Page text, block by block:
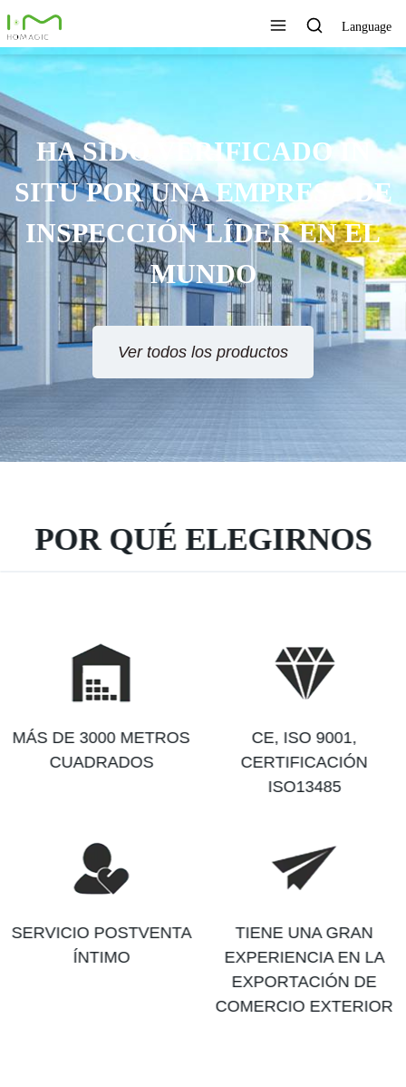
Language
HA SIDO VERIFICADO IN
SITU POR UNA EMPRESA DE
INSPECCIÓN LÍDER EN EL
MUNDO
Ver todos los productos
POR QUÉ ELEGIRNOS
MÁS DE 3000 METROS
CUADRADOS
CE, ISO 9001,
CERTIFICACIÓN
ISO13485
SERVICIO POSTVENTA
ÍNTIMO
TIENE UNA GRAN
EXPERIENCIA EN LA
EXPORTACIÓN DE
COMERCIO EXTERIOR